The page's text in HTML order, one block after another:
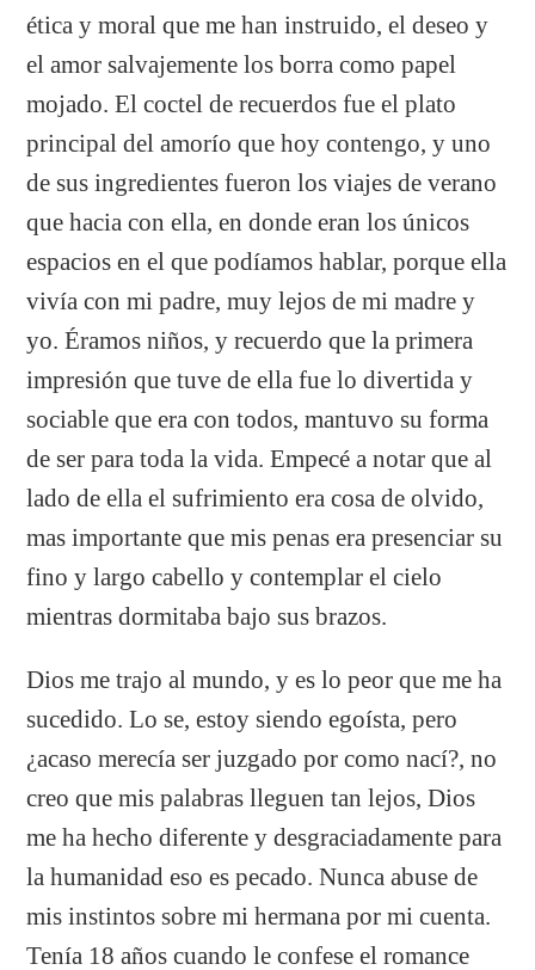
ética y moral que me han instruido, el deseo y
el amor salvajemente los borra como papel
mojado. El coctel de recuerdos fue el plato
principal del amorío que hoy contengo, y uno
de sus ingredientes fueron los viajes de verano
que hacia con ella, en donde eran los únicos
espacios en el que podíamos hablar, porque ella
vivía con mi padre, muy lejos de mi madre y
yo. Éramos niños, y recuerdo que la primera
impresión que tuve de ella fue lo divertida y
sociable que era con todos, mantuvo su forma
de ser para toda la vida. Empecé a notar que al
lado de ella el sufrimiento era cosa de olvido,
mas importante que mis penas era presenciar su
fino y largo cabello y contemplar el cielo
mientras dormitaba bajo sus brazos.
Dios me trajo al mundo, y es lo peor que me ha
sucedido. Lo se, estoy siendo egoísta, pero
¿acaso merecía ser juzgado por como nací?, no
creo que mis palabras lleguen tan lejos, Dios
me ha hecho diferente y desgraciadamente para
la humanidad eso es pecado. Nunca abuse de
mis instintos sobre mi hermana por mi cuenta.
Tenía 18 años cuando le confese el romance